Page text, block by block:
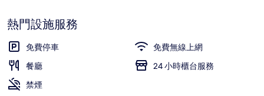
熱門設施服務
免費停車
免費無線上網
餐廳
24 小時櫃台服務
禁煙